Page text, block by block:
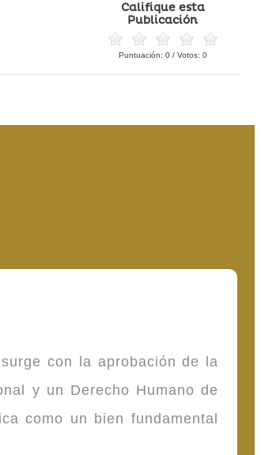
Califique esta
Publicación
Puntuación: 0/ Votos: 0
con la aprobación de la
y un Derecho Humano de
como un bien fundamental